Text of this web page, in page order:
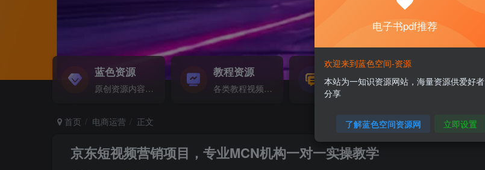
蓝色资源
原创资源内容精选...
教程资源
各类教程视频音频等资源...
源码搭建
各类源码搭建...
首页 电商运营 正文
京东短视频营销项目，专业MCN机构一对一实操教学
电子书pdf推荐
欢迎来到蓝色空间-资源
本站为一知识资源网站，海量资源供爱好者
分享
了解蓝色空间资源网 立即设置